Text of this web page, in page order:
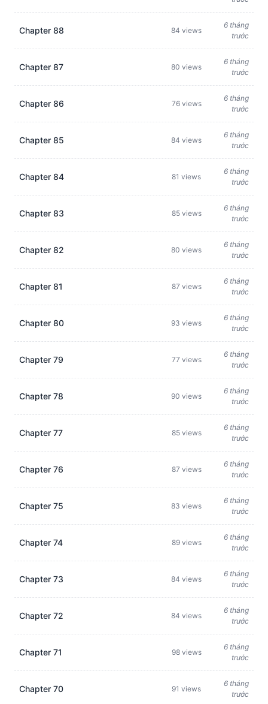
Chapter 88 84 views
6 tháng
trước
Chapter 87 80 views
6 tháng
trước
Chapter 86 76 views
6 tháng
trước
Chapter 85 84 views
6 tháng
trước
Chapter 84 81 views
6 tháng
trước
Chapter 83 85 views
6 tháng
trước
Chapter 82 80 views
6 tháng
trước
Chapter 81 87 views
6 tháng
trước
Chapter 80 93 views
6 tháng
trước
Chapter 79 77 views
6 tháng
trước
Chapter 78 90 views
6 tháng
trước
Chapter 77 85 views
6 tháng
trước
Chapter 76 87 views
6 tháng
trước
Chapter 75 83 views
6 tháng
trước
Chapter 74 89 views
6 tháng
trước
Chapter 73 84 views
6 tháng
trước
Chapter 72 84 views
6 tháng
trước
Chapter 71 98 views
6 tháng
trước
Chapter 70 91 views
6 tháng
trước